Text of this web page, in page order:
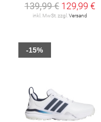
139,99 € 129,99 €
inkl. MwSt. zzgl. Versand
-15%